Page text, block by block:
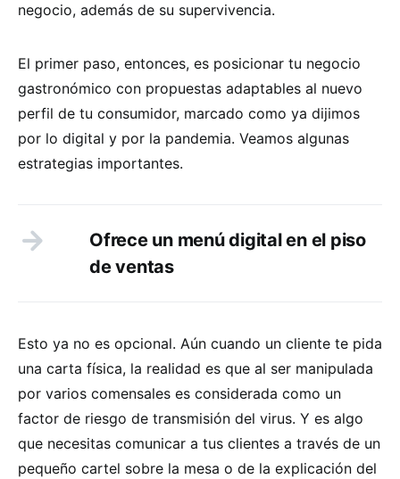
negocio, además de su supervivencia.
El primer paso, entonces, es posicionar tu negocio
gastronómico con propuestas adaptables al nuevo
perfil de tu consumidor, marcado como ya dijimos
por lo digital y por la pandemia. Veamos algunas
estrategias importantes.
Ofrece un menú digital en el piso
de ventas
Esto ya no es opcional. Aún cuando un cliente te pida
una carta física, la realidad es que al ser manipulada
por varios comensales es considerada como un
factor de riesgo de transmisión del virus. Y es algo
que necesitas comunicar a tus clientes a través de un
pequeño cartel sobre la mesa o de la explicación del